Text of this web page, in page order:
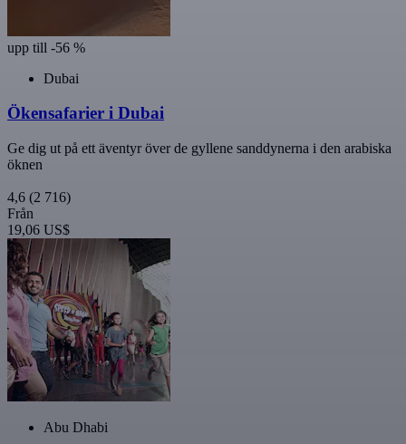
upp till -56 %
Dubai
Ökensafarier i Dubai
Ge dig ut på ett äventyr över de gyllene sanddynerna i den arabiska
öknen
4,6 (2 716)
Från
19,06 US$
Abu Dhabi